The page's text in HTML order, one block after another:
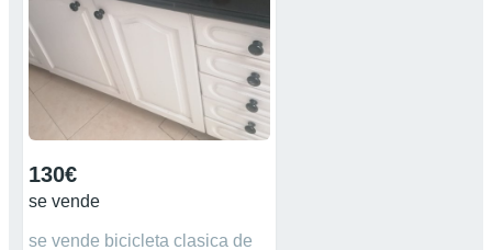
130€
se vende
se vende bicicleta clasica de